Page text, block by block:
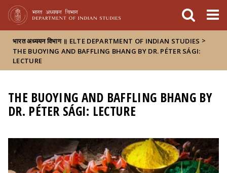
भारत अध्ययन विभाग ॥ ELTE DEPARTMENT OF INDIAN STUDIES >
THE BUOYING AND BAFFLING BHANG BY DR. PÉTER SÁGI:
LECTURE
THE BUOYING AND BAFFLING BHANG BY
DR. PÉTER SÁGI: LECTURE